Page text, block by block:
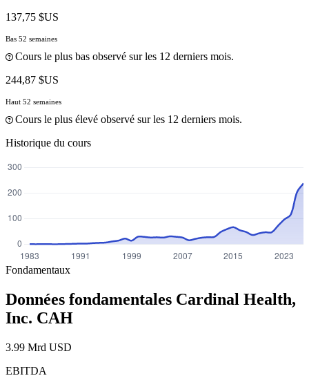
137,75 $US
Bas 52 semaines
Cours le plus bas observé sur les 12 derniers mois.
244,87 $US
Haut 52 semaines
Cours le plus élevé observé sur les 12 derniers mois.
Historique du cours
Fondamentaux
Données fondamentales Cardinal Health,
Inc. CAH
3.99 Mrd USD
EBITDA